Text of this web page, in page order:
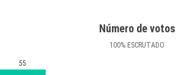
Número de votos
100% ESCRUTADO
55